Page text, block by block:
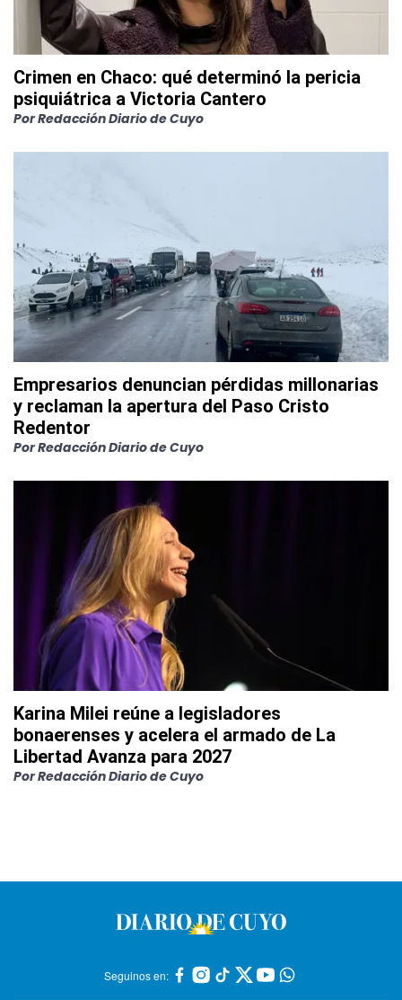
Crimen en Chaco: qué determinó la pericia
psiquiátrica a Victoria Cantero
PorRedacción Diario de Cuyo
Empresarios denuncian pérdidas millonarias
y reclaman la apertura del Paso Cristo
Redentor
PorRedacción Diario de Cuyo
Karina Milei reúne a legisladores
bonaerenses y acelera el armado de La
Libertad Avanza para 2027
PorRedacción Diario de Cuyo
Seguinos en: